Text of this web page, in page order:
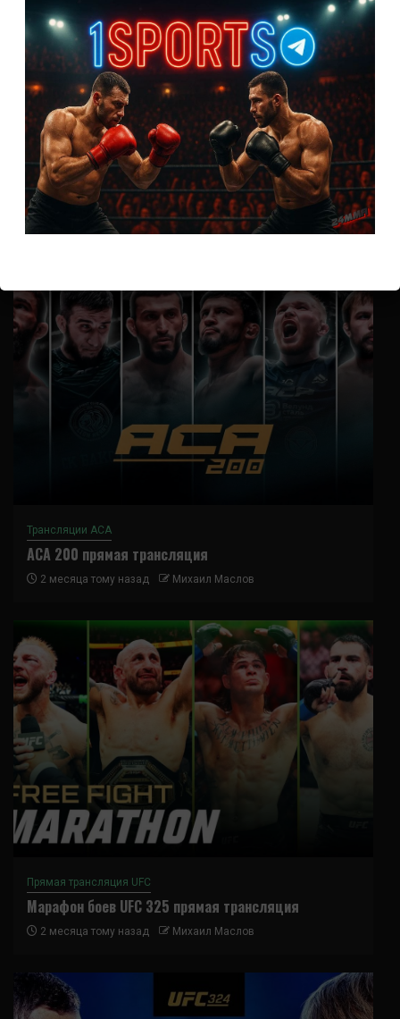
Соси чл.ен немощь, твою мамку в кино водил
Анонимно Доминик Круз — Деметриус Джонсон
Спасибо что выложили этот супер техничный бой
Анонимно кUFC 324 прямая трансляция
А как смотреть с ноутбука?
АнонимнокРасписание боев UFC
Кусок говна ты, существом даже нельзя ,такое как ты назвать!
ВОЗМОЖНО, ВЫ ПРОПУСТИЛИ
Трансляции ACA
ACA 200 прямая трансляция
2 месяца тому назад Михаил Маслов
Прямая трансляция UFC
Марафон боев UFC 325 прямая трансляция
2 месяца тому назад Михаил Маслов